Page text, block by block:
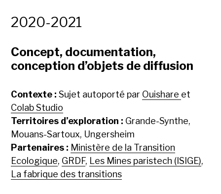
2020-2021
Concept, documentation,
conception d’objets de diffusion
Contexte : Sujet autoporté par Ouishare et
Colab Studio
Territoires d’exploration : Grande-Synthe,
Mouans-Sartoux, Ungersheim
Partenaires : Ministère de la Transition
Ecologique, GRDF, Les Mines paristech (ISIGE),
La fabrique des transitions